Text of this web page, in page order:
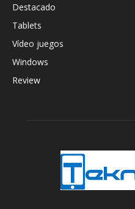
Destacado
Tablets
Vídeo juegos
Windows
Review